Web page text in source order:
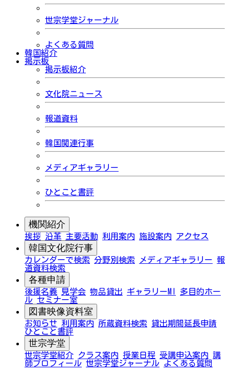
世宗学堂ジャーナル
よくある質問
韓国紹介
掲示板
掲示板紹介
文化院ニュース
報道資料
韓国関連行事
メディアギャラリー
ひとこと書評
機関紹介
挨拶 沿革 主要活動 利用案内 施設案内 アクセス
韓国文化院行事
カレンダーで検索 分野別検索 メディアギャラリー 報
道資料検索
各種申請
後援名義 見学会 物品貸出 ギャラリーMI
多目的ホー
ル セミナー室
図書映像資料室
お知らせ 利用案内 所蔵資料検索
貸出期間延長申請
ひとこと書評
世宗学堂
世宗学堂紹介 クラス案内 授業日程 受講申込案内 講
師プロフィール 世宗学堂ジャーナル よくある質問